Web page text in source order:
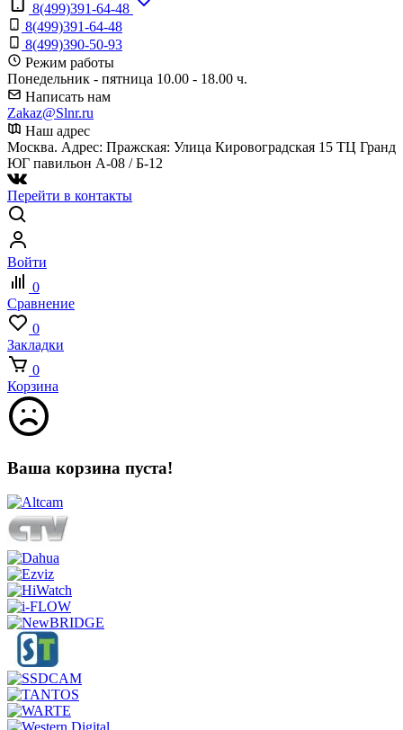
8(499)391-64-48
8(499)391-64-48
8(499)390-50-93
Режим работы
Понедельник - пятница 10.00 - 18.00 ч.
Написать нам
Zakaz@Slnr.ru
Наш адрес
Москва. Адрес: Пражская: Улица Кировоградская 15 ТЦ Гранд
ЮГ павильон А-08 / Б-12
Перейти в контакты
Войти
0
Сравнение
0
Закладки
0
Корзина
Ваша корзина пуста!